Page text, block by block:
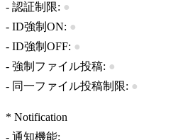
- 認証制限: ●
- ID強制ON: ●
- ID強制OFF: ●
- 強制ファイル投稿: ●
- 同一ファイル投稿制限: ●
* Notification
- 通知機能: